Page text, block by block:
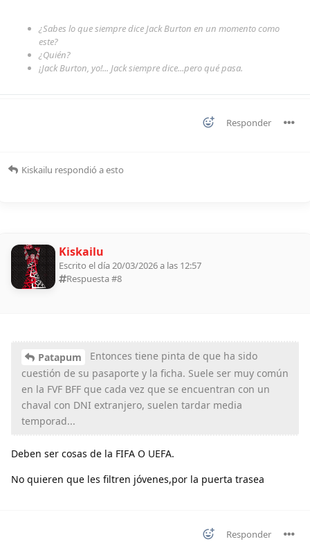
¿Sabes lo que siempre dice Jack Burton en un momento como
este?
¿Quién?
¡Jack Burton, yo!... Jack siempre dice...pero qué pasa.
Responder
Kiskailu respondió a esto
Kiskailu
Escrito el día 20/03/2026 a las 12:57
Respuesta #8
Patapum
Entonces tiene pinta de que ha sido
cuestión de su pasaporte y la ficha. Suele ser muy común
en la FVF BFF que cada vez que se encuentran con un
chaval con DNI extranjero, suelen tardar media
temporad...
Deben ser cosas de la FIFA O UEFA.
No quieren que les filtren jóvenes,por la puerta trasea
Responder